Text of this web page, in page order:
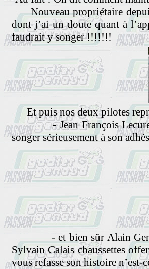
Nouveau propriétaire
dont j’ai un doute quant à
faudrait y songer !!!!!!!
Et puis nos deux pilotes
- Jean François Lecureux
songer sérieusement à son
- et bien sûr Alain Genoud
Sylvain Calais chaussettes
vous refasse son histoire n’est-